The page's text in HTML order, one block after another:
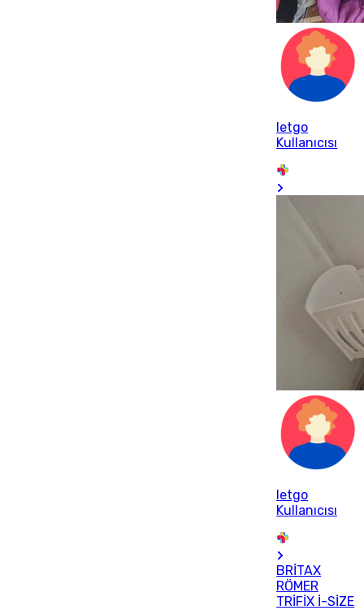
letgo
Kullanıcısı
letgo
Kullanıcısı
BRİTAX
RÖMER
TRİFİX İ-SİZE